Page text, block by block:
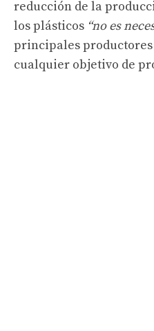
reducción de la
los plásticos “no es
principales
cualquier objetivo de